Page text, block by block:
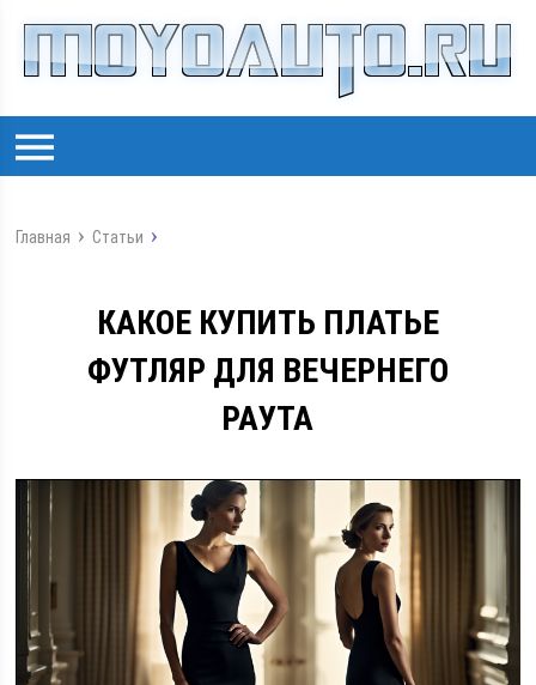
Главная Статьи
КАКОЕ КУПИТЬ ПЛАТЬЕ
ФУТЛЯР ДЛЯ ВЕЧЕРНЕГО
РАУТА